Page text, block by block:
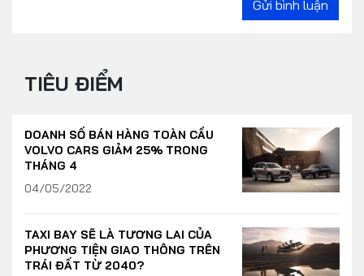
Gửi bình luận
TIÊU ĐIỂM
DOANH SỐ BÁN HÀNG TOÀN CẦU
VOLVO CARS GIẢM 25% TRONG
THÁNG 4
04/05/2022
TAXI BAY SẼ LÀ TƯƠNG LAI CỦA
PHƯƠNG TIỆN GIAO THÔNG TRÊN
TRÁI ĐẤT TỪ 2040?